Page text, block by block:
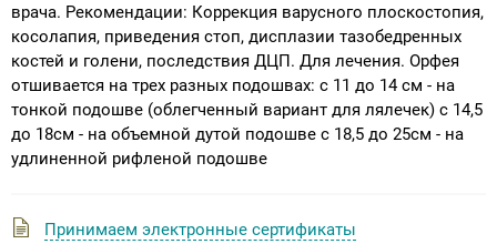
врача. Рекомендации: Коррекция варусного плоскостопия,
косолапия, приведения стоп, дисплазии тазобедренных
костей и голени, последствия ДЦП. Для лечения. Орфея
отшивается на трех разных подошвах: с 11 до 14 см - на
тонкой подошве (облегченный вариант для лялечек) с 14,5
до 18см - на объемной дутой подошве с 18,5 до 25см - на
удлиненной рифленой подошве
Принимаем электронные сертификаты